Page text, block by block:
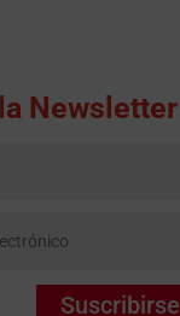
Newsletter
Suscribirse